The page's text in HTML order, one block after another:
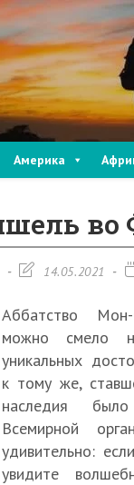
Америка
во
Запись14.05.2021
Аббатство
можно смело
уникальных
к тому же,
наследия
Всемирной
удивительно:
увидите